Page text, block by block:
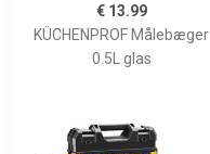
€ 13.99
KÜCHENPROF Målebæger
0.5L glas